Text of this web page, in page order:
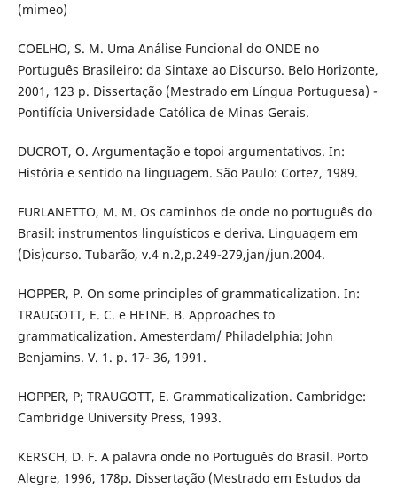
(mimeo)
COELHO, S. M. Uma Análise Funcional do ONDE no
Português Brasileiro: da Sintaxe ao Discurso. Belo Horizonte,
2001, 123 p. Dissertação (Mestrado em Língua Portuguesa) -
Pontifícia Universidade Católica de Minas Gerais.
DUCROT, O. Argumentação e topoi argumentativos. In:
História e sentido na linguagem. São Paulo: Cortez, 1989.
FURLANETTO, M. M. Os caminhos de onde no português do
Brasil: instrumentos linguísticos e deriva. Linguagem em
(Dis)curso. Tubarão, v.4 n.2,p.249-279,jan/jun.2004.
HOPPER, P. On some principles of grammaticalization. In:
TRAUGOTT, E. C. e HEINE. B. Approaches to
grammaticalization. Amesterdam/ Philadelphia: John
Benjamins. V. 1. p. 17- 36, 1991.
HOPPER, P; TRAUGOTT, E. Grammaticalization. Cambridge:
Cambridge University Press, 1993.
KERSCH, D. F. A palavra onde no Português do Brasil. Porto
Alegre, 1996, 178p. Dissertação (Mestrado em Estudos da